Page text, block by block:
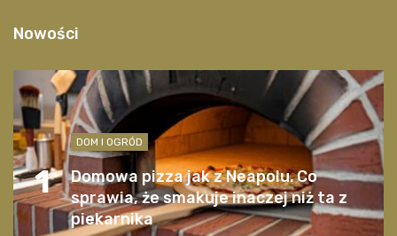
Nowości
1
DOM I OGRÓD
Domowa pizza jak z Neapolu. Co
sprawia, że smakuje inaczej niż ta z
piekarnika